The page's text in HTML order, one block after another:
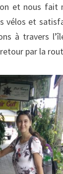
A
V
R
S
O
P
H
A
N
G
A
N
et nous fait
vélos et
à travers
par la